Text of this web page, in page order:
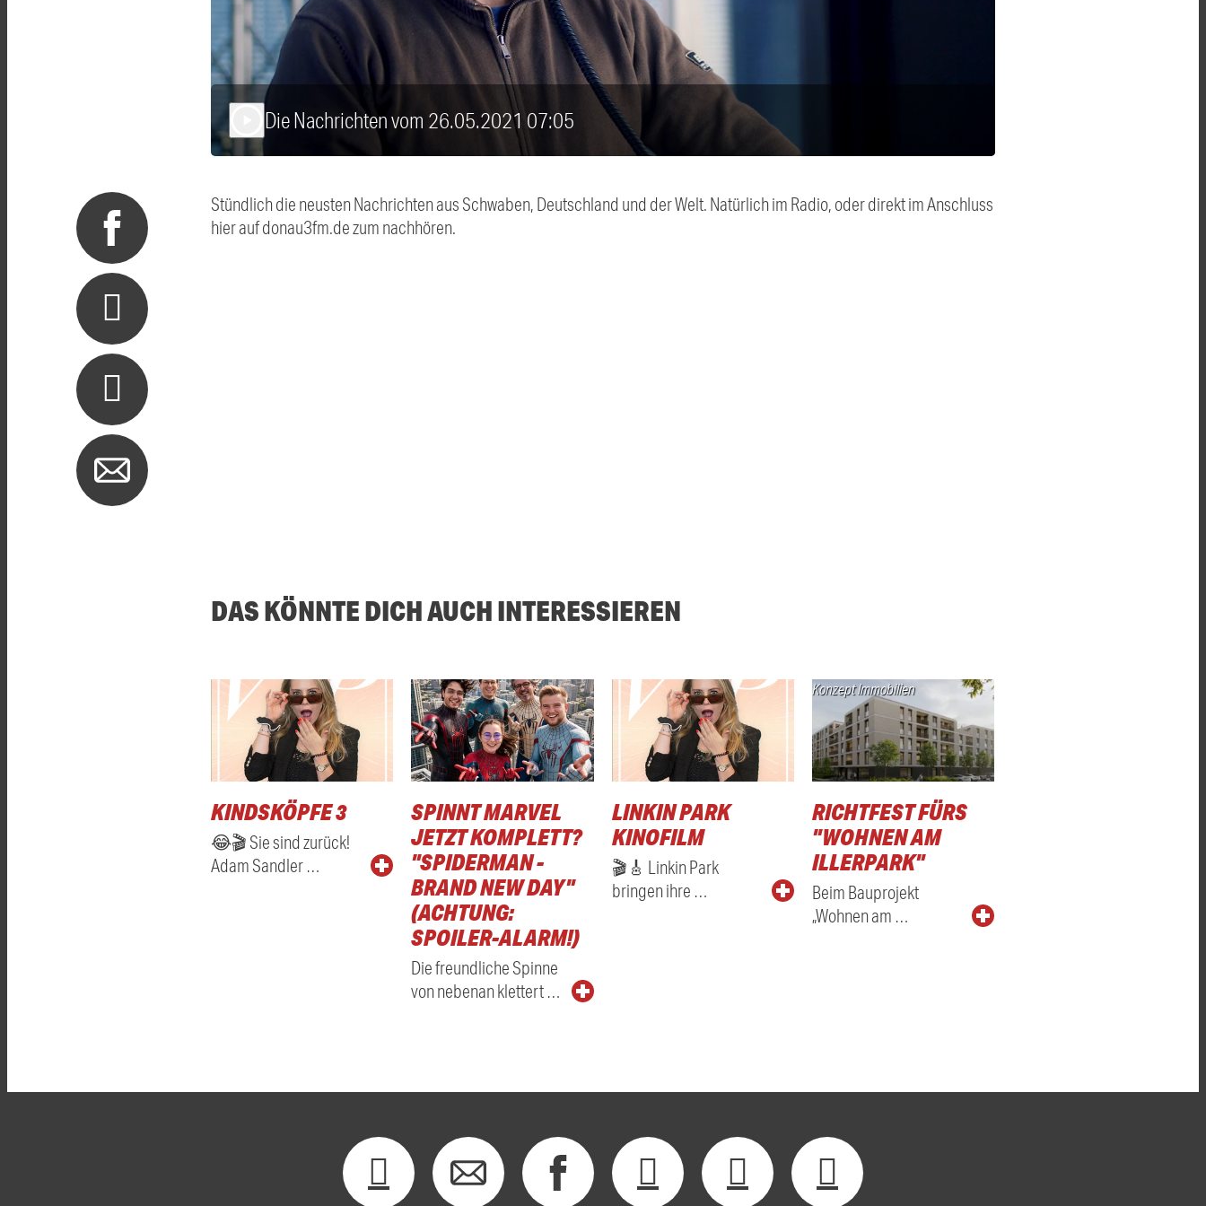
Die Nachrichten vom 26.05.2021 07:05
Stündlich die neusten Nachrichten aus Schwaben, Deutschland und der Welt. Natürlich im Radio, oder direkt im Anschluss
hier auf donau3fm.de zum nachhören.
DAS KÖNNTE DICH AUCH INTERESSIEREN
KINDSKÖPFE 3
😂🎬 Sie sind zurück!
Adam Sandler …
SPINNT MARVEL
JETZT KOMPLETT?
"SPIDERMAN -
BRAND NEW DAY"
(ACHTUNG:
SPOILER-ALARM!)
Die freundliche Spinne
von nebenan klettert …
LINKIN PARK
KINOFILM
🎬🎸 Linkin Park
bringen ihre …
Konzept Immobilien
RICHTFEST FÜRS
"WOHNEN AM
ILLERPARK"
Beim Bauprojekt
„Wohnen am …